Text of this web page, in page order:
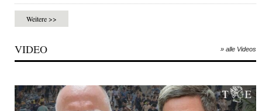
Weitere >>
VIDEO » alle Videos